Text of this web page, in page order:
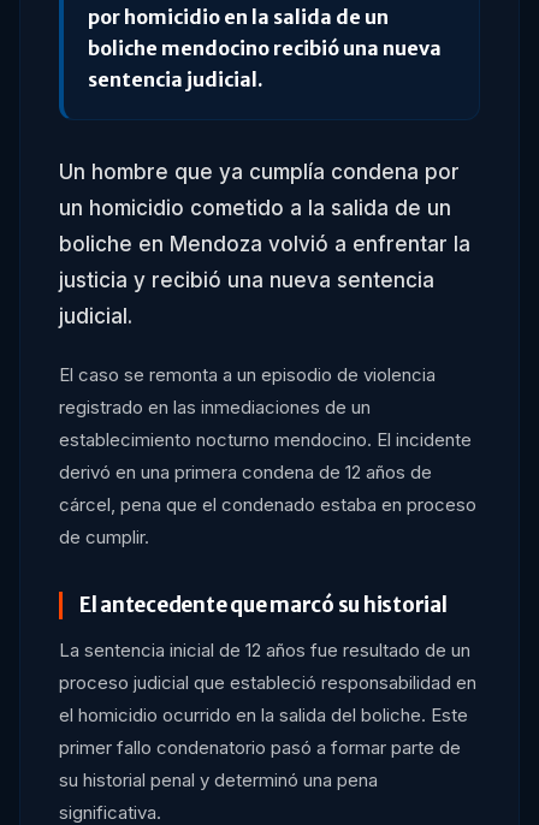
por homicidio en la salida de un
boliche mendocino recibió una nueva
sentencia judicial.
Un hombre que ya cumplía condena por
un homicidio cometido a la salida de un
boliche en Mendoza volvió a enfrentar la
justicia y recibió una nueva sentencia
judicial.
El caso se remonta a un episodio de violencia
registrado en las inmediaciones de un
establecimiento nocturno mendocino. El incidente
derivó en una primera condena de 12 años de
cárcel, pena que el condenado estaba en proceso
de cumplir.
El antecedente que marcó su historial
La sentencia inicial de 12 años fue resultado de un
proceso judicial que estableció responsabilidad en
el homicidio ocurrido en la salida del boliche. Este
primer fallo condenatorio pasó a formar parte de
su historial penal y determinó una pena
significativa.